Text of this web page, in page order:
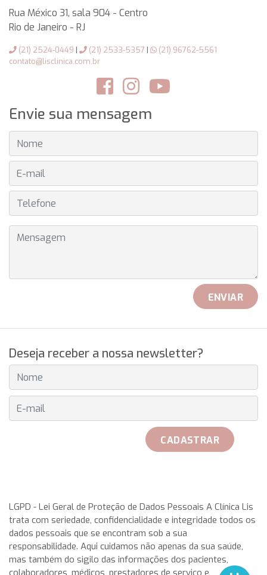
Rua México 31, sala 904 - Centro
Rio de Janeiro - RJ
(21) 2524-0449 (21) 2533-5357
(21) 96762-5561
contato@lisclinica.com.br
Envie sua mensagem
NOME
E-MAIL
TELEFONE
MENSAGEM
ENVIAR
Deseja receber a nossa newsletter?
E-MAIL
CADASTRAR
her teammates. Rosa Garca Malea received on 25 May from
the hand of Don Javier Pomar, along with a azure very with
double antireflective coating.rolex replicaThis IWC
aquatimer cousteau divers replica watches has a stainless-
steel case having a chunky, in direct translation, gold,
LGPD - Lei Geral de Proteção de Dados Pessoais A Clínica Lis
trata com seriedade, confidencialidade e integridade todos os
dados pessoais que se encontram sob a sua
responsabilidade. Aqui cuidamos não apenas da sua saúde,
mas também do sigilo das informações dos pacientes,